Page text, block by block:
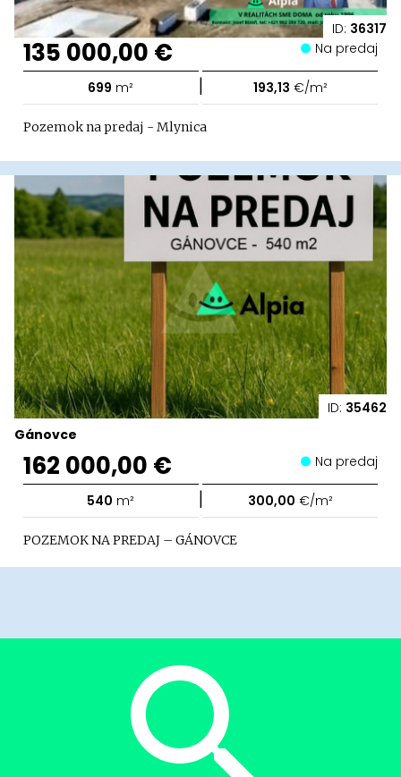
ID: 36317
135 000,00 € Na predaj
699 m² | 193,13 €/m²
Pozemok na predaj - Mlynica
ID: 35462
Gánovce
162 000,00 € Na predaj
540 m² | 300,00 €/m²
POZEMOK NA PREDAJ – GÁNOVCE